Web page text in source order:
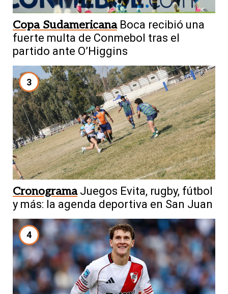
Copa Sudamericana Boca recibió una
fuerte multa de Conmebol tras el
partido ante O’Higgins
3
Cronograma Juegos Evita, rugby, fútbol
y más: la agenda deportiva en San Juan
4